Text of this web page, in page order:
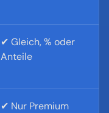
✔ Gleich, % oder
Anteile
✔ Nur Premium